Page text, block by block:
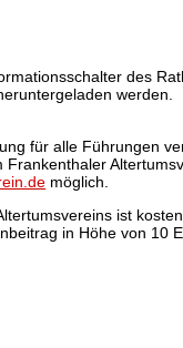
des
werden.
für alle Führungen
Frankenthaler
möglich.
ist
in Höhe von 10